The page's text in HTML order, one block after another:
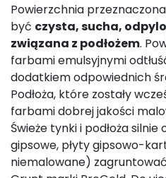
Powierzchnia
być czysta, sucha,
związana z podłożem.
farbami emulsyjnymi
dodatkiem odpowiednich
Podłoża, które zostały
farbami dobrej jakości
Świeże tynki i podłoża
gipsowe, płyty gipsowo-
niemalowane)